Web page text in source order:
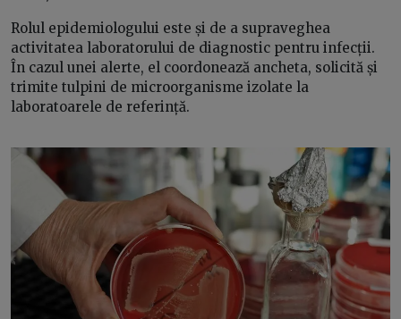
Rolul epidemiologului este și de a supraveghea
activitatea laboratorului de diagnostic pentru infecții.
În cazul unei alerte, el coordonează ancheta, solicită și
trimite tulpini de microorganisme izolate la
laboratoarele de referință.